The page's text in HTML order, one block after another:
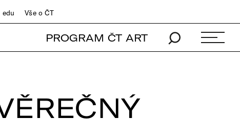
edu Vše o ČT
PROGRAM ČT ART